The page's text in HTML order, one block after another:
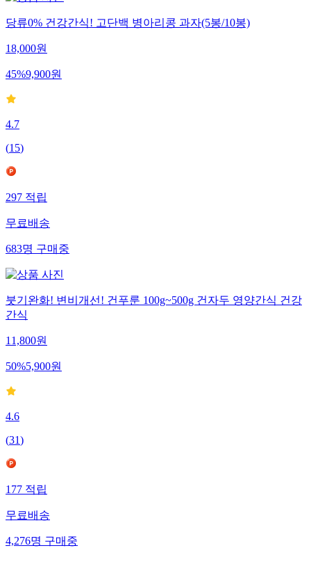
당류0% 건강간식! 고단백 병아리콩 과자(5봉/10봉)
18,000원
45%9,900원
4.7
(15)
297적립
무료배송
683명구매중
붓기완화! 변비개선! 건푸룬 100g~500g 건자두 영양간식 건강
간식
11,800원
50%5,900원
4.6
(31)
177적립
무료배송
4,276명구매중